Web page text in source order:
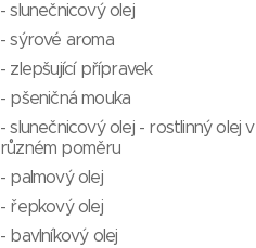
- slunečnicový olej
- sýrové aroma
- zlepšující přípravek
- pšeničná mouka
- slunečnicový olej - rostlinný olej v
různém poměru
- palmový olej
- řepkový olej
- bavlníkový olej